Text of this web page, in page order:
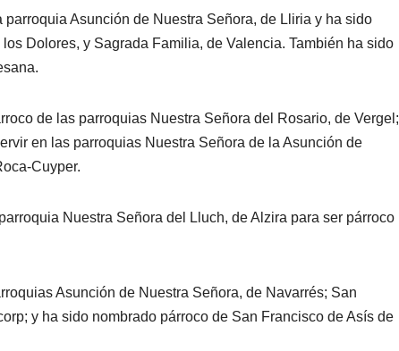
Asunción de Nuestra Señora, de Lliria y ha sido
Dolores, y Sagrada Familia, de Valencia. También ha sido
de las parroquias Nuestra Señora del Rosario, de Vergel;
en las parroquias Nuestra Señora de la Asunción de
Cuyper.
Nuestra Señora del Lluch, de Alzira para ser párroco
Asunción de Nuestra Señora, de Navarrés; San
y ha sido nombrado párroco de San Francisco de Asís de